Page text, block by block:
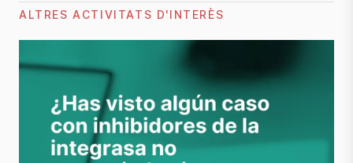
ALTRES ACTIVITATS D'INTERÈS